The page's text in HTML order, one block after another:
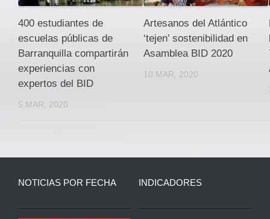
400 estudiantes de
escuelas públicas de
Barranquilla compartirán
experiencias con
expertos del BID
5 MAR, 2020
Artesanos del Atlántico
‘tejen’ sostenibilidad en
Asamblea BID 2020
10 MAR, 2020
NOTICIAS POR FECHA INDICADORES